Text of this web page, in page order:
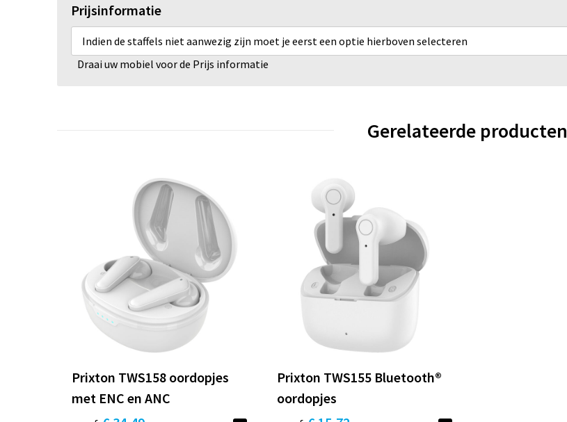
Prijsinformatie
Indien de staffels niet aanwezig zijn moet je eerst een optie hierboven selecteren
Draai uw mobiel voor de Prijs informatie
Gerelateerde producten
Prixton TWS158 oordopjes
met ENC en ANC
Prixton TWS155 Bluetooth®
oordopjes